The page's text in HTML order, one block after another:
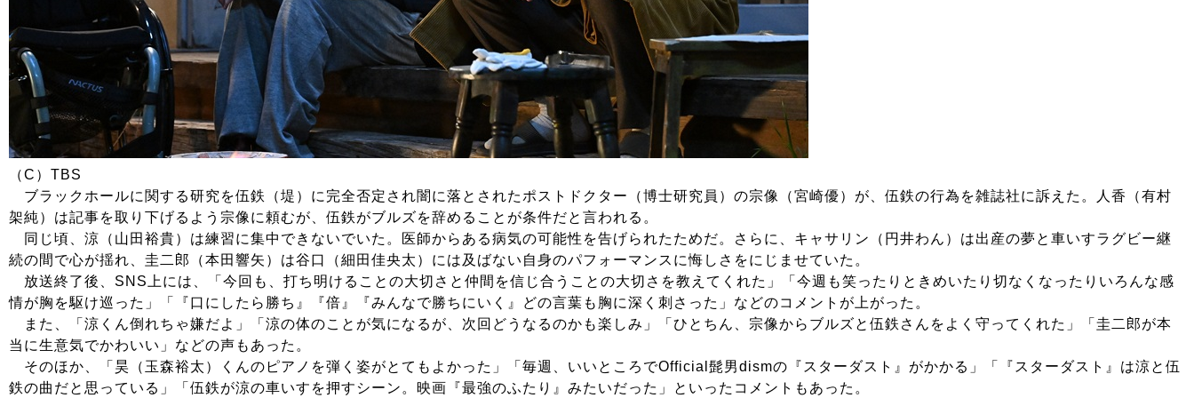
（C）TBS
ブラックホールに関する研究を伍鉄（堤）に完全否定され闇に落とされたポストドクター（博士研究員）の宗像（宮崎優）が、伍鉄の行為を雑誌社に訴えた。人香（有村
架純）は記事を取り下げるよう宗像に頼むが、伍鉄がブルズを辞めることが条件だと言われる。
同じ頃、涼（山田裕貴）は練習に集中できないでいた。医師からある病気の可能性を告げられたためだ。さらに、キャサリン（円井わん）は出産の夢と車いすラグビー継
続の間で心が揺れ、圭二郎（本田響矢）は谷口（細田佳央太）には及ばない自身のパフォーマンスに悔しさをにじませていた。
放送終了後、SNS上には、「今回も、打ち明けることの大切さと仲間を信じ合うことの大切さを教えてくれた」「今週も笑ったりときめいたり切なくなったりいろんな感
情が胸を駆け巡った」「『口にしたら勝ち』『倍』『みんなで勝ちにいく』どの言葉も胸に深く刺さった」などのコメントが上がった。
また、「涼くん倒れちゃ嫌だよ」「涼の体のことが気になるが、次回どうなるのかも楽しみ」「ひとちん、宗像からブルズと伍鉄さんをよく守ってくれた」「圭二郎が本
当に生意気でかわいい」などの声もあった。
そのほか、「昊（玉森裕太）くんのピアノを弾く姿がとてもよかった」「毎週、いいところでOfficial髭男dismの『スターダスト』がかかる」「『スターダスト』は涼と伍
鉄の曲だと思っている」「伍鉄が涼の車いすを押すシーン。映画『最強のふたり』みたいだった」といったコメントもあった。